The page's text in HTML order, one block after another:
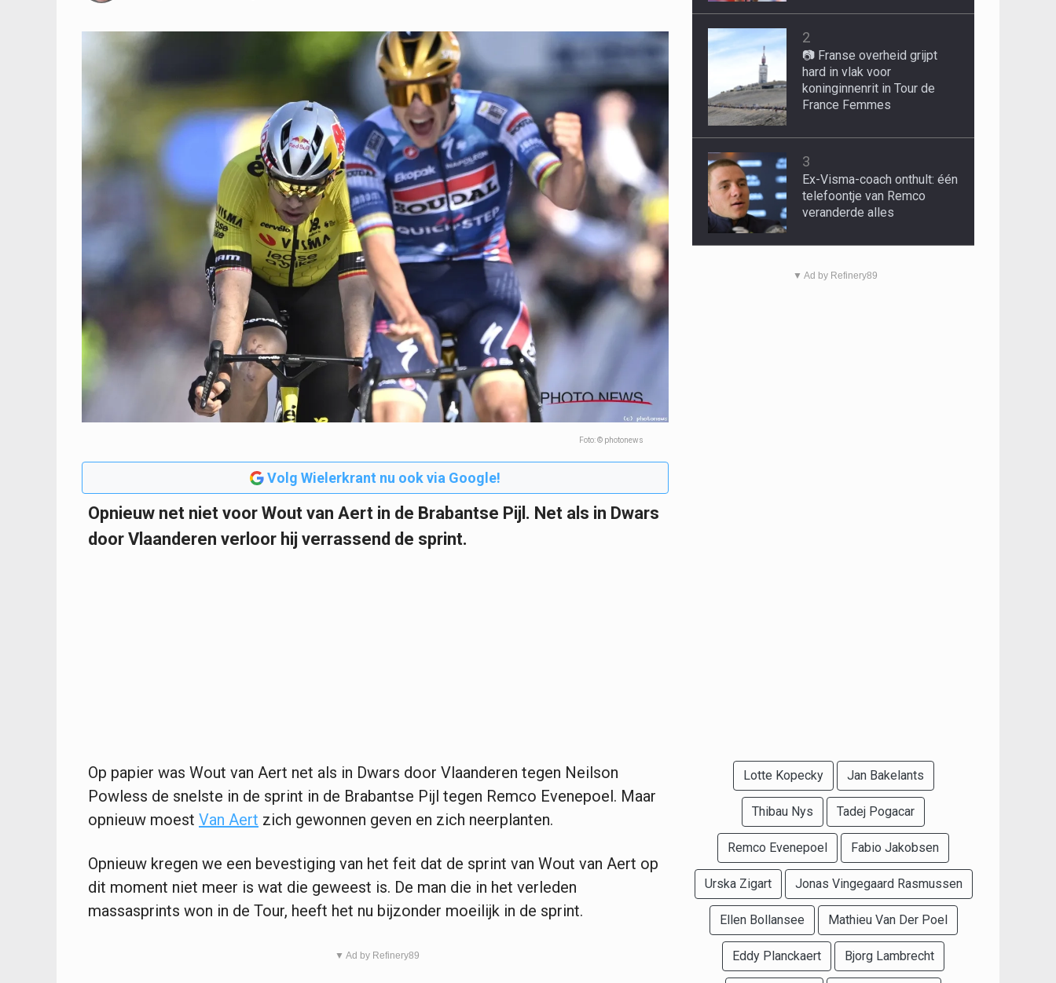
Foto: © photonews
Volg Wielerkrant nu ook via Google!
Opnieuw net niet voor Wout van Aert in de Brabantse Pijl. Net als in Dwars
door Vlaanderen verloor hij verrassend de sprint.
Op papier was Wout van Aert net als in Dwars door Vlaanderen tegen Neilson
Powless de snelste in de sprint in de Brabantse Pijl tegen Remco Evenepoel. Maar
opnieuw moest Van Aert zich gewonnen geven en zich neerplanten.
Opnieuw kregen we een bevestiging van het feit dat de sprint van Wout van Aert op
dit moment niet meer is wat die geweest is. De man die in het verleden
massasprints won in de Tour, heeft het nu bijzonder moeilijk in de sprint.
▼ Ad by Refinery89
2
📷 Franse overheid grijpt
hard in vlak voor
koninginnenrit in Tour de
France Femmes
3
Ex-Visma-coach onthult: één
telefoontje van Remco
veranderde alles
▼ Ad by Refinery89
Lotte Kopecky Jan Bakelants
Thibau Nys Tadej Pogacar
Remco Evenepoel Fabio Jakobsen
Urska Zigart Jonas Vingegaard Rasmussen
Ellen Bollansee Mathieu Van Der Poel
Eddy Planckaert Bjorg Lambrecht